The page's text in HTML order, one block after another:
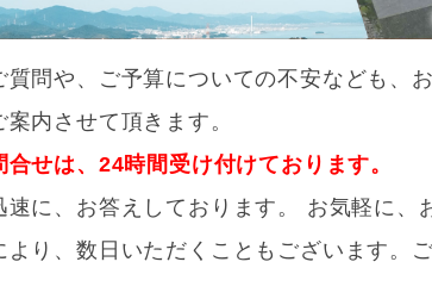
質問や、ご予算についての不安なども、
内させて頂きます。
せは、24時間受け付けております。
に、お答えしております。 お気軽に、
より、数日いただくこともございます。